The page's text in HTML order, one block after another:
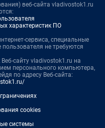
веб-сайта vladivostok1.ru
характеристик ПО
сервиса, специальные
пользователя не требуются
сайту vladivostok1.ru на
персонального компьютера,
по адресу Веб-сайта:
cookies
системы